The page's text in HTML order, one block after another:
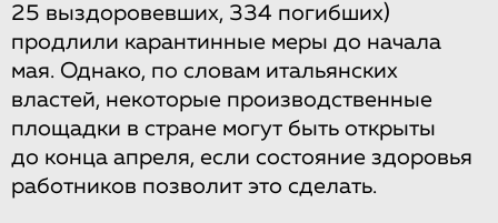
25 выздоровевших, 334 погибших)
продлили карантинные меры до начала
мая. Однако, по словам итальянских
властей, некоторые производственные
площадки в стране могут быть открыты
до конца апреля, если состояние здоровья
работников позволит это сделать.